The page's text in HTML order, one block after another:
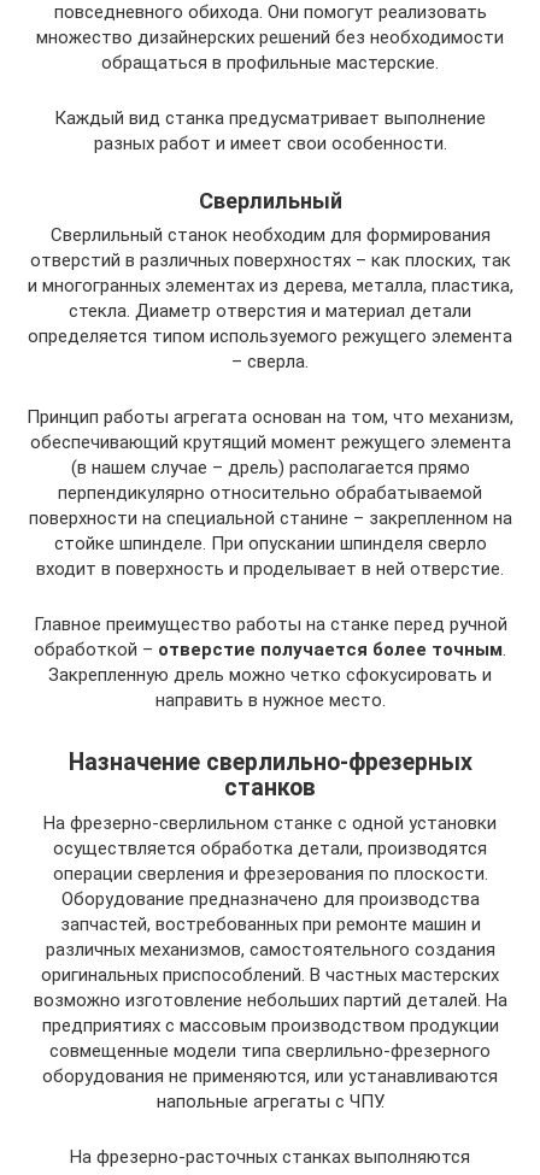
повседневного обихода. Они помогут реализовать
множество дизайнерских решений без необходимости
обращаться в профильные мастерские.
Каждый вид станка предусматривает выполнение
разных работ и имеет свои особенности.
Сверлильный
Сверлильный станок необходим для формирования
отверстий в различных поверхностях – как плоских, так
и многогранных элементах из дерева, металла, пластика,
стекла. Диаметр отверстия и материал детали
определяется типом используемого режущего элемента
– сверла.
Принцип работы агрегата основан на том, что механизм,
обеспечивающий крутящий момент режущего элемента
(в нашем случае – дрель) располагается прямо
перпендикулярно относительно обрабатываемой
поверхности на специальной станине – закрепленном на
стойке шпинделе. При опускании шпинделя сверло
входит в поверхность и проделывает в ней отверстие.
Главное преимущество работы на станке перед ручной
обработкой – отверстие получается более точным.
Закрепленную дрель можно четко сфокусировать и
направить в нужное место.
Назначение сверлильно-фрезерных
станков
На фрезерно-сверлильном станке с одной установки
осуществляется обработка детали, производятся
операции сверления и фрезерования по плоскости.
Оборудование предназначено для производства
запчастей, востребованных при ремонте машин и
различных механизмов, самостоятельного создания
оригинальных приспособлений. В частных мастерских
возможно изготовление небольших партий деталей. На
предприятиях с массовым производством продукции
совмещенные модели типа сверлильно-фрезерного
оборудования не применяются, или устанавливаются
напольные агрегаты с ЧПУ.
На фрезерно-расточных станках выполняются